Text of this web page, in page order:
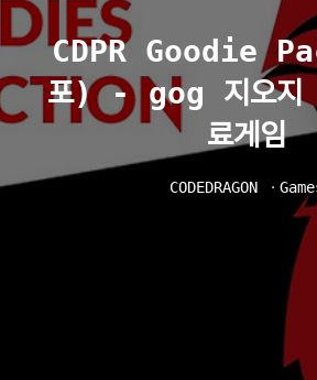
CDPR Goodie
포) - gog 지오지
료게임
CODEDRAGON ㆍ